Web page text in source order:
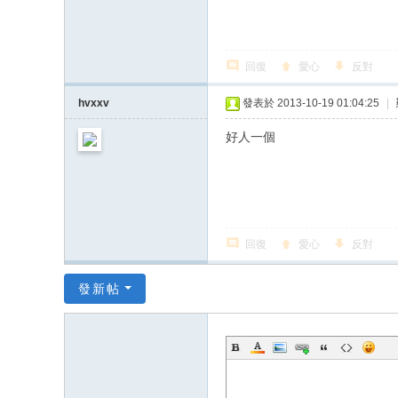
回復 愛心 反對
hvxxv 發表於 2013-10-19 01:04:25
好人一個
回復 愛心 反對
發新帖